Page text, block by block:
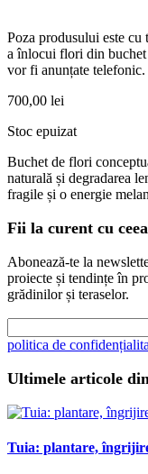
Poza produsului este cu
a înlocui flori din buchet
vor fi anunțate telefonic.
700,00 lei
Stoc epuizat
Buchet de flori
naturală și degradarea
fragile și o energie
Fii la curent cu
Abonează-te la
proiecte și tendințe în
grădinilor și teraselor.
politica de
Ultimele articole
Tuia: plantare,